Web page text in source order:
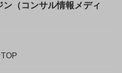
（コンサル情報メディ